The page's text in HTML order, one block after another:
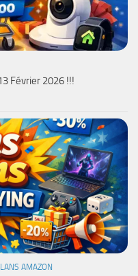
Février 2026 !!!
AMAZON